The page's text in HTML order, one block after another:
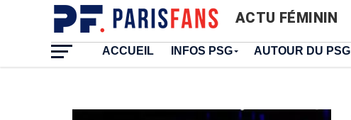
ACTU FÉMININ
ACCUEIL INFOS PSG AUTOUR DU PSG